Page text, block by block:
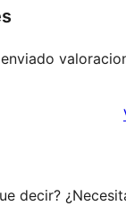
decir?